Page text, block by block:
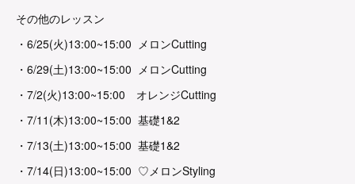
その他のレッスン
・6/25(火)13:00~15:00 メロンCutting
・6/29(土)13:00~15:00 メロンCutting
・7/2(火)13:00~15:00 オレンジCutting
・7/11(木)13:00~15:00 基礎1&2
・7/13(土)13:00~15:00 基礎1&2
・7/14(日)13:00~15:00 ♡メロンStyling